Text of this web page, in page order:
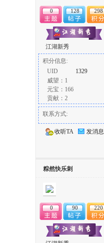
0 128 298
江湖新秀
积分信息:
UID
1329
威望：1
元宝：166
贡献：2
联系方式:
收听TA 发消息
粽然快乐刺
0 90 220